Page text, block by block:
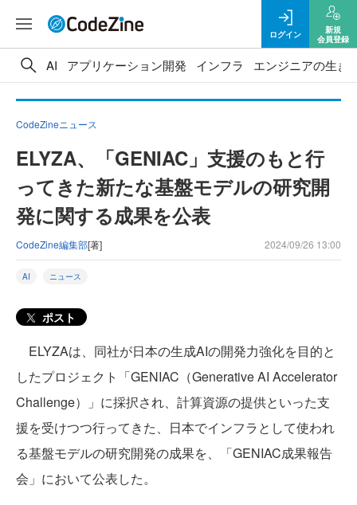
ログイン
新規
会員登録
AI アプリケーション開発 インフラ エンジニアの生き
CodeZineニュース
ELYZA、「GENIAC」支援のもと行
ってきた新たな基盤モデルの研究開
発に関する成果を公表
CodeZine編集部[著] 2024/09/26 13:00
AI ニュース
ポスト
ELYZAは、同社が日本の生成AIの開発力強化を目的と
したプロジェクト「GENIAC（Generative AI Accelerator
Challenge）」に採択され、計算資源の提供といった支
援を受けつつ行ってきた、日本でインフラとして使われ
る基盤モデルの研究開発の成果を、「GENIAC成果報告
会」において公表した。